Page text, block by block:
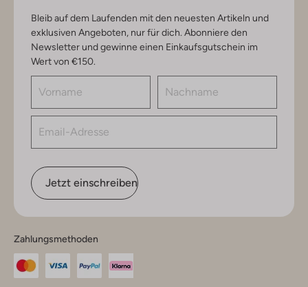
Bleib auf dem Laufenden mit den neuesten Artikeln und
exklusiven Angeboten, nur für dich. Abonniere den
Newsletter und gewinne einen Einkaufsgutschein im
Wert von €150.
Jetzt einschreiben
Zahlungsmethoden